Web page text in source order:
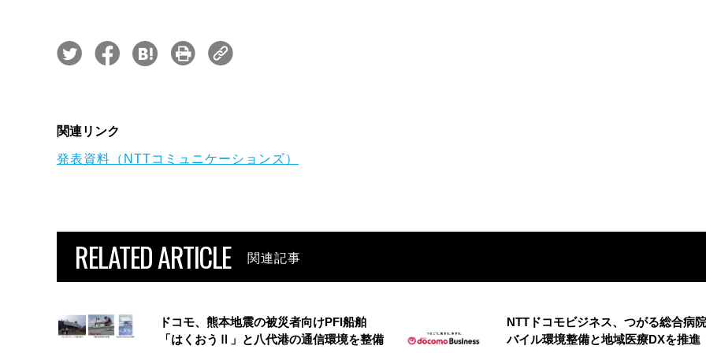
関連リンク
発表資料（NTTコミュニケーションズ）
RELATED ARTICLE 関連記事
ドコモ、熊本地震の被災者向けPFI船舶
「はくおうⅡ」と八代港の通信環境を整備
NTTドコモビジネス、つがる総合病
バイル環境整備と地域医療DXを推進